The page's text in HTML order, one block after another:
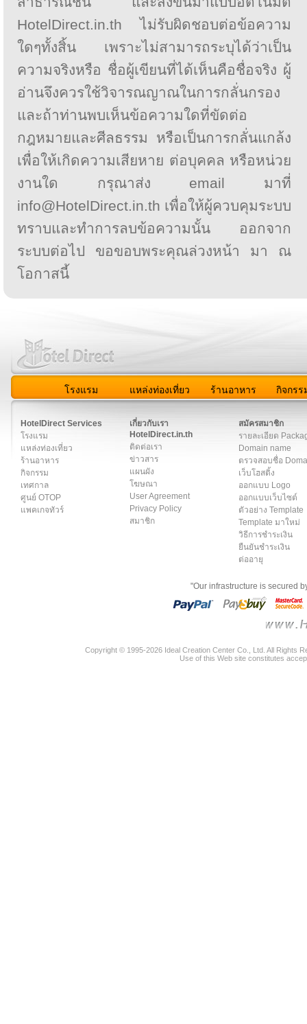
HotelDirect.in.th ไม่รับผิดชอบต่อข้อความ
ใดๆทั้งสิ้น เพราะไม่สามารถระบุได้ว่าเป็น
ความจริงหรือ ชื่อผู้เขียนที่ได้เห็นคือชื่อจริง ผู้
อ่านจึงควรใช้วิจารณญาณในการกลั่นกรอง
และถ้าท่านพบเห็นข้อความใดที่ขัดต่อ
กฎหมายและศีลธรรม หรือเป็นการกลั่นแกล้ง
เพื่อให้เกิดความเสียหาย ต่อบุคคล หรือหน่วย
งานใด กรุณาส่ง email มาที่
info@HotelDirect.in.th เพื่อให้ผู้ควบคุมระบบ
ทราบและทำการลบข้อความนั้น ออกจาก
ระบบต่อไป ขอขอบพระคุณล่วงหน้า มา ณ
โอกาสนี้
โรงแรม แหล่งท่องเที่ยว ร้านอาหาร กิจกรร
HotelDirect Services
โรงแรม
แหล่งท่องเที่ยว
ร้านอาหาร
กิจกรรม
เทศกาล
ศูนย์ OTOP
แพคเกจทัวร์
เกี่ยวกับเรา
HotelDirect.in.th
ติดต่อเรา
ข่าวสาร
แผนผัง
โฆษณา
User Agreement
Privacy Policy
สมาชิก
สมัครสมาชิก
รายละเอียด
Domain name
ตรวจสอบชื่อ
เว็บโฮสติ้ง
ออกแบบ Logo
ออกแบบเว็บไซต์
ตัวอย่าง Template
Template มาใหม่
วิธีการชำระเงิน
ยืนยันชำระเงิน
ต่ออายุ
"Our infrastructure is secured
Copyright © 1995-2026 Ideal Creation Center Co., Ltd. All Rights
Use of this Web site constitutes